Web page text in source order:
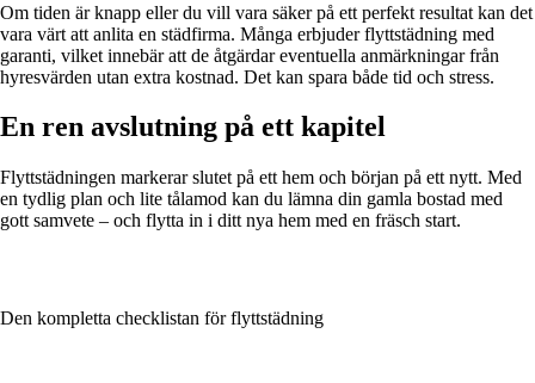
Om tiden är knapp eller du vill vara säker på ett perfekt resultat kan det
vara värt att anlita en städfirma. Många erbjuder flyttstädning med
garanti, vilket innebär att de åtgärdar eventuella anmärkningar från
hyresvärden utan extra kostnad. Det kan spara både tid och stress.
En ren avslutning på ett kapitel
Flyttstädningen markerar slutet på ett hem och början på ett nytt. Med
en tydlig plan och lite tålamod kan du lämna din gamla bostad med
gott samvete – och flytta in i ditt nya hem med en fräsch start.
Den kompletta checklistan för flyttstädning